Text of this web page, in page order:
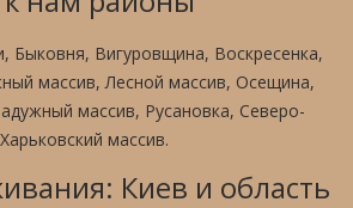
Быковня, Вигуровщина, Воскресенка,
массив, Лесной массив, Осещина,
массив, Русановка, Северо-
массив.
Киев и область